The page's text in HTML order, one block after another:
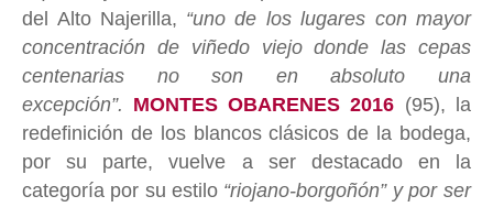
del Alto Najerilla, “uno de los lugares con mayor
concentración de viñedo viejo donde las cepas
centenarias no son en absoluto una
excepción”. MONTES OBARENES 2016 (95), la
redefinición de los blancos clásicos de la bodega,
por su parte, vuelve a ser destacado en la
categoría por su estilo “riojano-borgoñón” y por ser